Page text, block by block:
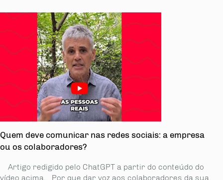
Quem deve comunicar nas redes sociais: a empresa
ou os colaboradores?
Artigo redigido pelo ChatGPT a partir do conteúdo do
vídeo acima. Por que dar voz aos colaboradores da sua